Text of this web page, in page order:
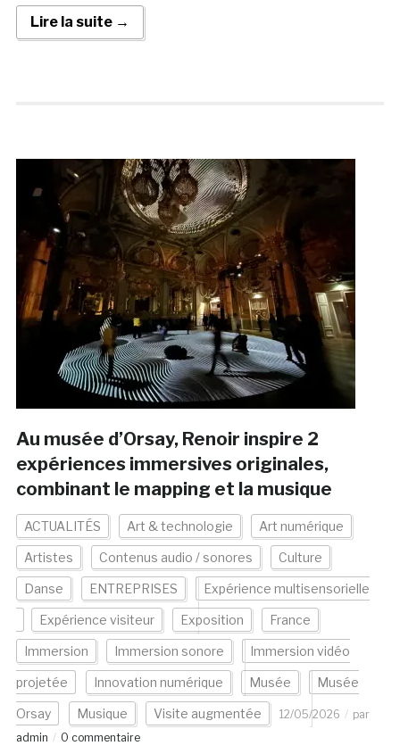
Lire la suite →
Au musée d’Orsay, Renoir inspire 2
expériences immersives originales,
combinant le mapping et la musique
ACTUALITÉS Art & technologie Art numérique
Artistes Contenus audio / sonores Culture
Danse ENTREPRISES Expérience multisensorielle
Expérience visiteur Exposition France
Immersion Immersion sonore Immersion vidéo
projetée Innovation numérique Musée Musée
Orsay Musique Visite augmentée 12/05/2026
par
admin
0 commentaire